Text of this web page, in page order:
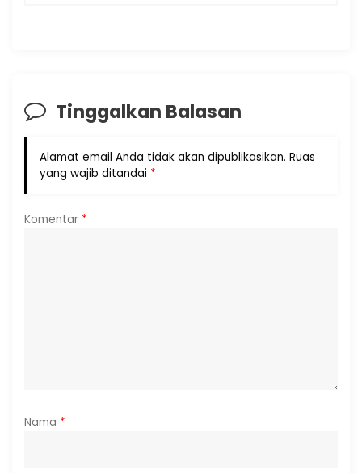
Tinggalkan Balasan
Alamat email Anda tidak akan dipublikasikan. Ruas
yang wajib ditandai *
Komentar *
Nama *